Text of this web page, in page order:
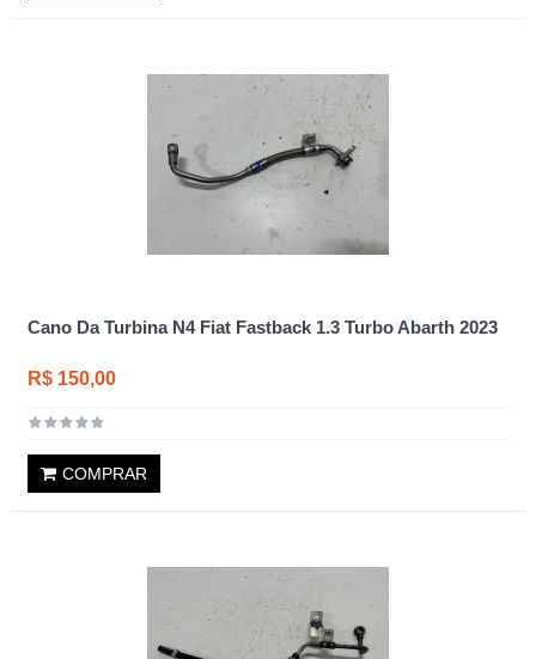
Cano Da Turbina N4 Fiat Fastback 1.3 Turbo Abarth 2023
R$ 150,00
COMPRAR